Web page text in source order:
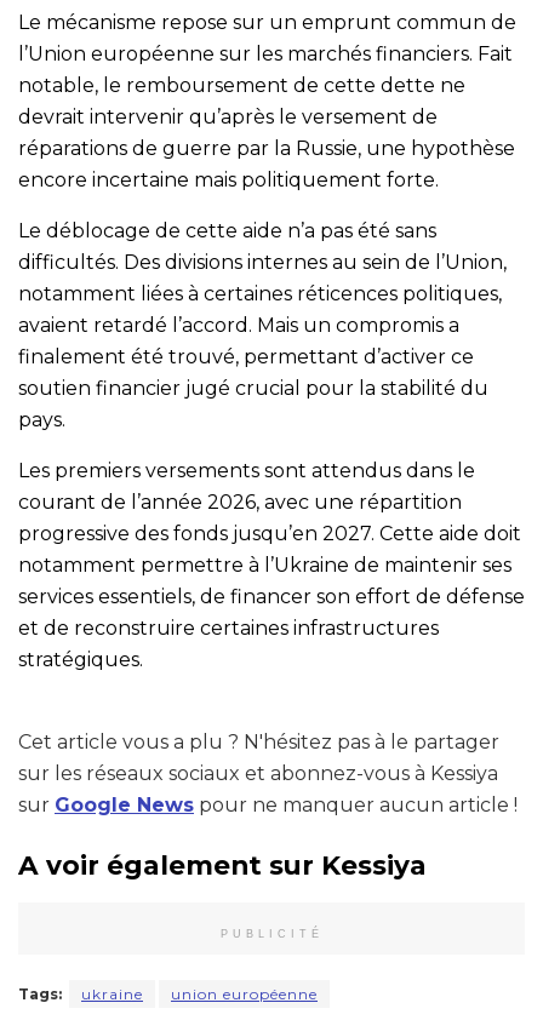
Le mécanisme repose sur un emprunt commun de
l’Union européenne sur les marchés financiers. Fait
notable, le remboursement de cette dette ne
devrait intervenir qu’après le versement de
réparations de guerre par la Russie, une hypothèse
encore incertaine mais politiquement forte.
Le déblocage de cette aide n’a pas été sans
difficultés. Des divisions internes au sein de l’Union,
notamment liées à certaines réticences politiques,
avaient retardé l’accord. Mais un compromis a
finalement été trouvé, permettant d’activer ce
soutien financier jugé crucial pour la stabilité du
pays.
Les premiers versements sont attendus dans le
courant de l’année 2026, avec une répartition
progressive des fonds jusqu’en 2027. Cette aide doit
notamment permettre à l’Ukraine de maintenir ses
services essentiels, de financer son effort de défense
et de reconstruire certaines infrastructures
stratégiques.
Cet article vous a plu ? N'hésitez pas à le partager
sur les réseaux sociaux et abonnez-vous à Kessiya
sur Google News pour ne manquer aucun article !
A voir également sur Kessiya
PUBLICITÉ
Tags: ukraine union européenne